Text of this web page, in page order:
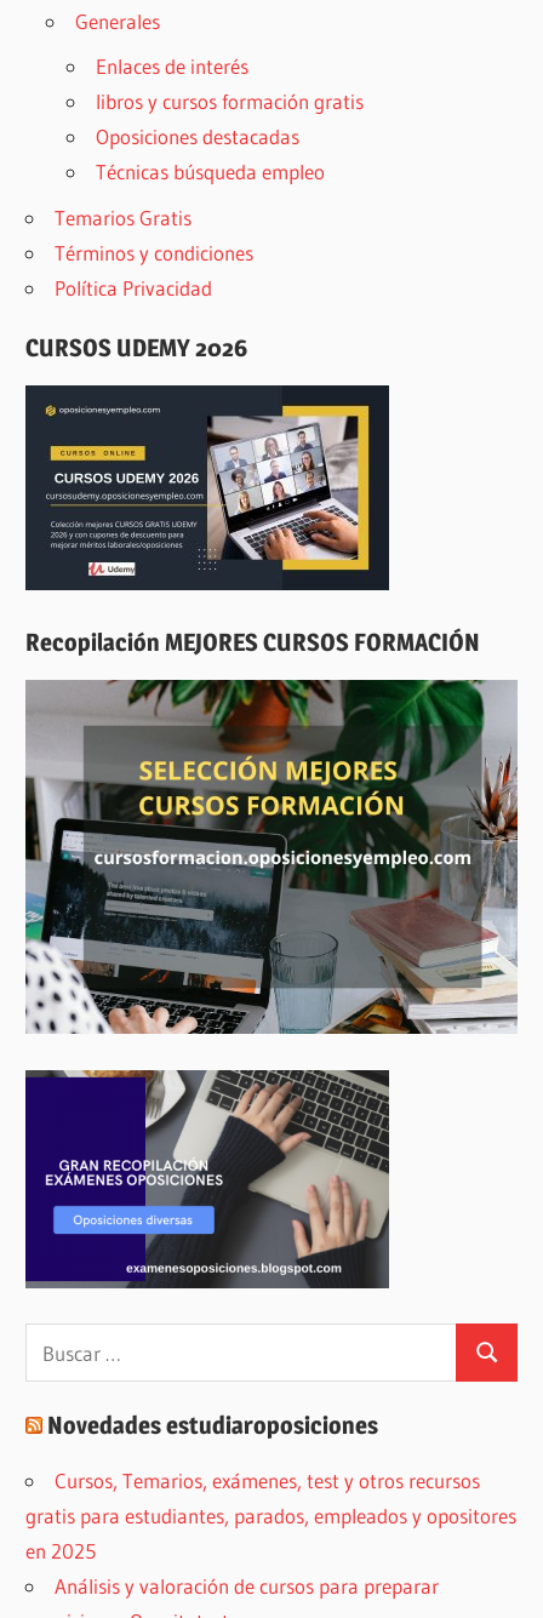
Generales
Enlaces de interés
libros y cursos formación gratis
Oposiciones destacadas
Técnicas búsqueda empleo
Temarios Gratis
Términos y condiciones
Política Privacidad
CURSOS UDEMY 2026
Recopilación MEJORES CURSOS FORMACIÓN
Buscar
Novedades estudiaroposiciones
Cursos, Temarios, exámenes, test y otros recursos
gratis para estudiantes, parados, empleados y opositores
en 2025
Análisis y valoración de cursos para preparar